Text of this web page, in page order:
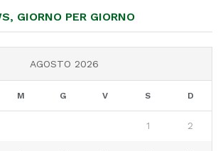
GIORNO PER GIORNO
AGOSTO 2026
M G V S D
1 2